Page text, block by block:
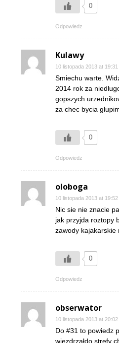
0
Odpowiedz
Kulawy
10 listopada 2013 at 19:31
Smiechu warte.
2014 rok za
gopszych
za chec bycia
0
Odpowiedz
oloboga
10 listopada 2013 at 19:52
Nic sie nie znacie
jak przyjda roztopy
zawody kajakarskie
0
Odpowiedz
obserwator
10 listopada 2013 at 20:02
Do #31 to powiedz
wjezdrzałdo strefy